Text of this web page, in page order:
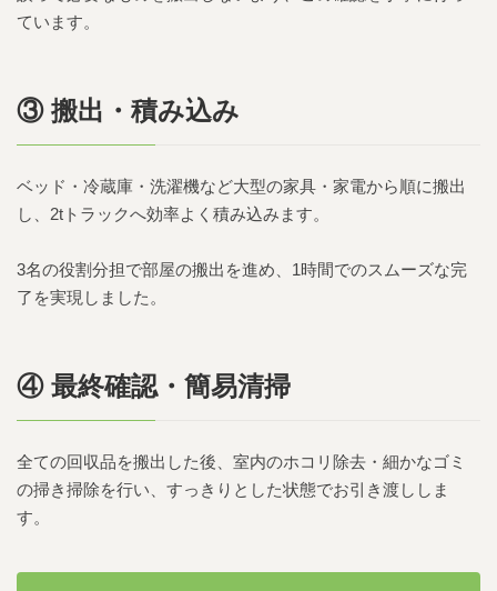
ています。
③ 搬出・積み込み
ベッド・冷蔵庫・洗濯機など大型の家具・家電から順に搬出
し、2tトラックへ効率よく積み込みます。
3名の役割分担で部屋の搬出を進め、1時間でのスムーズな完
了を実現しました。
④ 最終確認・簡易清掃
全ての回収品を搬出した後、室内のホコリ除去・細かなゴミ
の掃き掃除を行い、すっきりとした状態でお引き渡ししま
す。